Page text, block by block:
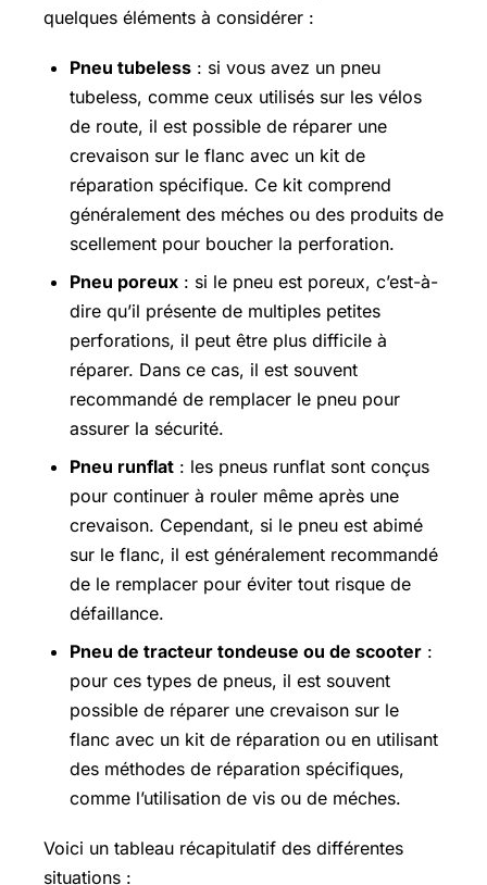
quelques éléments à considérer :
Pneu tubeless : si vous avez un pneu
tubeless, comme ceux utilisés sur les vélos
de route, il est possible de réparer une
crevaison sur le flanc avec un kit de
réparation spécifique. Ce kit comprend
généralement des méches ou des produits de
scellement pour boucher la perforation.
Pneu poreux : si le pneu est poreux, c’est-à-
dire qu’il présente de multiples petites
perforations, il peut être plus difficile à
réparer. Dans ce cas, il est souvent
recommandé de remplacer le pneu pour
assurer la sécurité.
Pneu runflat : les pneus runflat sont conçus
pour continuer à rouler même après une
crevaison. Cependant, si le pneu est abimé
sur le flanc, il est généralement recommandé
de le remplacer pour éviter tout risque de
défaillance.
Pneu de tracteur tondeuse ou de scooter :
pour ces types de pneus, il est souvent
possible de réparer une crevaison sur le
flanc avec un kit de réparation ou en utilisant
des méthodes de réparation spécifiques,
comme l’utilisation de vis ou de méches.
Voici un tableau récapitulatif des différentes
situations :